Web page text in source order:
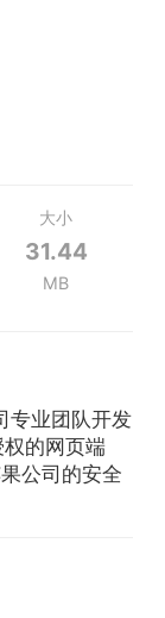
大小
31.44
MB
专业团队开发
的网页端
公司的安全